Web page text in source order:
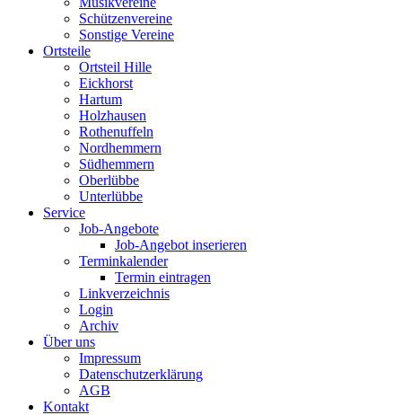
Schützenvereine
Sonstige Vereine
Ortsteile
Ortsteil Hille
Eickhorst
Hartum
Holzhausen
Rothenuffeln
Nordhemmern
Südhemmern
Oberlübbe
Unterlübbe
Service
Job-Angebote
Job-Angebot inserieren
Terminkalender
Termin eintragen
Linkverzeichnis
Login
Archiv
Über uns
Impressum
Datenschutzerklärung
AGB
Kontakt